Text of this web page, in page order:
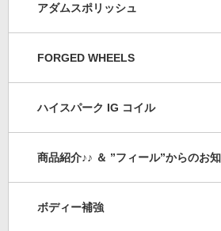
アダムスポリッシュ
FORGED WHEELS
ハイスパーク IG コイル
商品紹介♪♪ ＆ ”フィール”からのお知
ボディー補強